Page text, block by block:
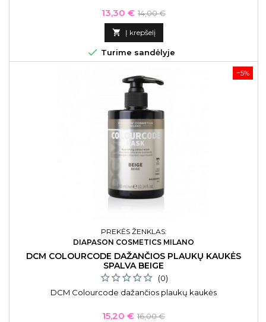
Kaina
13,30 € Bazinė
kaina
14,00 €
 Į krepšelį
 Turime sandėlyje
−5%
PREKĖS ŽENKLAS:
DIAPASON COSMETICS MILANO
DCM COLOURCODE DAŽANČIOS PLAUKŲ KAUKĖS
SPALVA BEIGE
(0)
DCM Colourcode dažančios plaukų kaukės
Kaina
15,20 € Bazinė
16,00 €